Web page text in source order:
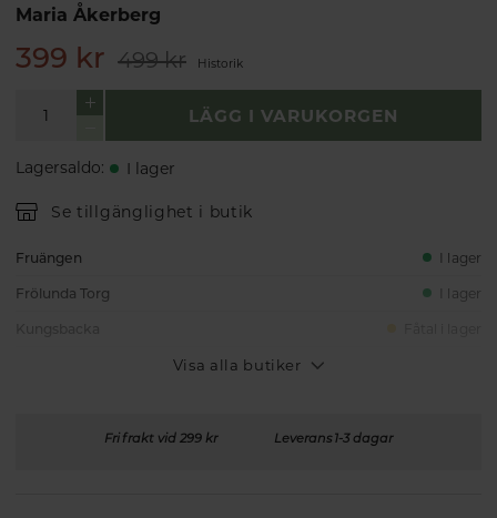
Maria Åkerberg
399 kr 499 kr Historik
LÄGG I VARUKORGEN
Lagersaldo: I lager
Se tillgänglighet i butik
Fruängen I lager
Frölunda Torg I lager
Visa alla butiker
Fri frakt vid 299 kr Leverans 1-3 dagar